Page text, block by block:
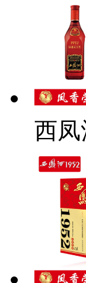
西凤